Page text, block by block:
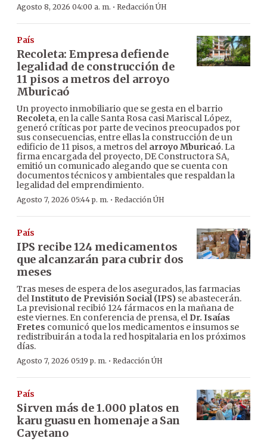
Agosto 8, 2026 04:00 a. m. · Redacción ÚH
País
Recoleta: Empresa defiende
legalidad de construcción de
11 pisos a metros del arroyo
Mburicaó
Un proyecto inmobiliario que se gesta en el barrio
Recoleta, en la calle Santa Rosa casi Mariscal López,
generó críticas por parte de vecinos preocupados por
sus consecuencias, entre ellas la construcción de un
edificio de 11 pisos, a metros del arroyo Mburicaó. La
firma encargada del proyecto, DE Constructora SA,
emitió un comunicado alegando que se cuenta con
documentos técnicos y ambientales que respaldan la
legalidad del emprendimiento.
Agosto 7, 2026 05:44 p. m. · Redacción ÚH
País
IPS recibe 124 medicamentos
que alcanzarán para cubrir dos
meses
Tras meses de espera de los asegurados, las farmacias
delInstituto de Previsión Social (IPS) se abastecerán.
La previsional recibió 124 fármacos en la mañana de
este viernes. En conferencia de prensa, el Dr. Isaías
Fretes comunicó que los medicamentos e insumos se
redistribuirán a toda la red hospitalaria en los próximos
días.
Agosto 7, 2026 05:19 p. m. · Redacción ÚH
País
Sirven más de 1.000 platos en
karu guasu en homenaje a San
Cayetano